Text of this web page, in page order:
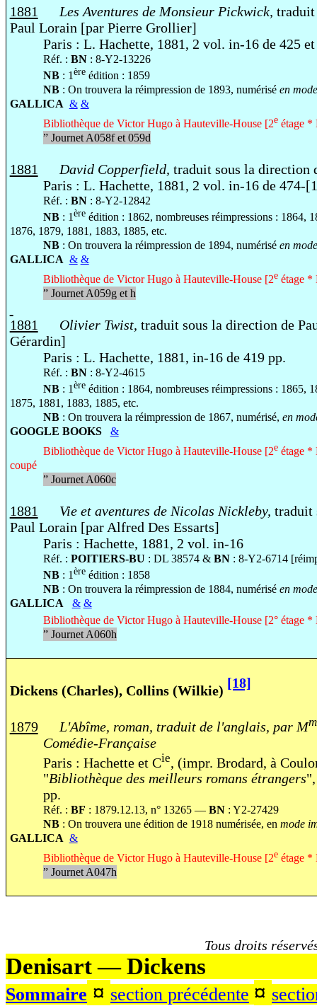
1881 Les Aventures de Monsieur Pickwick, traduit
Paul Lorain [par Pierre Grollier]
Paris : L. Hachette, 1881, 2 vol. in-16 de 425
Réf. : BN: 8-Y2-13226
NB: 1èreédition : 1859
NB: On trouvera la réimpression de 1893, numérisé en
GALLICA & &
Bibliothèque de Victor Hugo à Hauteville-House [2eétage *
”Journet A058f et 059d
1881 David Copperfield, traduit sous la direction
Paris : L. Hachette, 1881, 2 vol. in-16 de 474-
Réf. : BN: 8-Y2-12842
NB: 1èreédition : 1862, nombreuses réimpressions : 1864,
1876, 1879, 1881, 1883, 1885, etc.
NB: On trouvera la réimpression de 1894, numérisé en
GALLICA & &
Bibliothèque de Victor Hugo à Hauteville-House [2eétage *
”Journet A059g et h
1881 Olivier Twist, traduit sous la direction de
Gérardin]
Paris : L. Hachette, 1881, in-16 de 419 pp.
Réf. : BN: 8-Y2-4615
NB: 1èreédition : 1864, nombreuses réimpressions : 1865,
1875, 1881, 1883, 1885, etc.
NB: On trouvera la réimpression de 1867, numérisé, en
GOOGLE BOOKS
&
Bibliothèque de Victor Hugo à Hauteville-House [2eétage *
coupé
”Journet A060c
1881 Vie et aventures de Nicolas Nickleby, traduit
Paul Lorain [par Alfred Des Essarts]
Paris : Hachette, 1881, 2 vol. in-16
Réf. : POITIERS-BU : DL 38574 & BN: 8-Y2-6714
NB: 1èreédition : 1858
NB: On trouvera la réimpression de 1884, numérisé en
GALLICA & &
Bibliothèque de Victor Hugo à Hauteville-House [2° étage *
”Journet A060h
Dickens (Charles), Collins (Wilkie) [18]
1879 L'Abîme, roman, traduit de l'anglais, par M
Comédie-Française
Paris : Hachette et Cie, (impr. Brodard, à
"Bibliothèque des meilleurs romans étrangers
pp.
Réf. : BF : 1879.12.13, n° 13265 — BN: Y2-27429
NB: On trouvera une édition de 1918 numérisée, en mode
GALLICA &
Bibliothèque de Victor Hugo à Hauteville-House [2eétage *
”Journet A047h
Tous droits
Denisart
Sommaire ¤ section précédente ¤